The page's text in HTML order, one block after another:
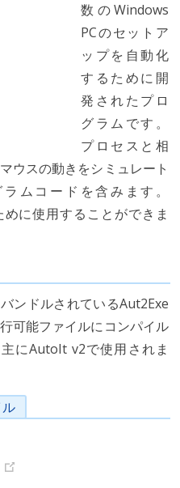
数のWindows
PCのセットア
ップを自動化
するために開
発されたプロ
グラムです。
プロセスと相
ウスの動きをシミュレート
ムコードを含みます。
に使用することができま
ンドルされているAut2Exe
可能ファイルにコンパイル
にAutoIt v2で使用されま